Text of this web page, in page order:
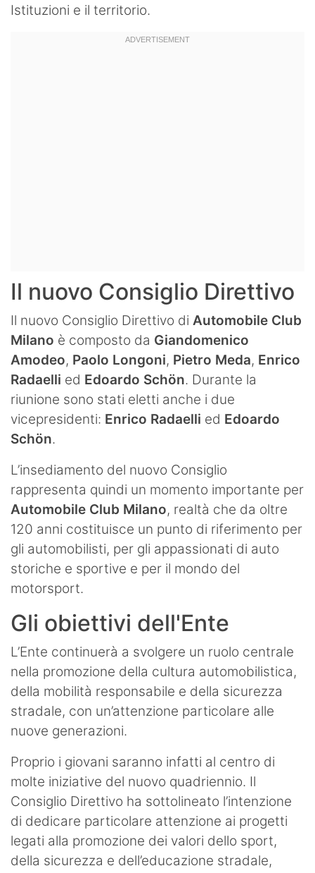
Istituzioni e il territorio.
Il nuovo Consiglio Direttivo
Il nuovo Consiglio Direttivo di Automobile Club
Milano è composto da Giandomenico
Amodeo, Paolo Longoni, Pietro Meda, Enrico
Radaelli ed Edoardo Schön. Durante la
riunione sono stati eletti anche i due
vicepresidenti: Enrico Radaelli ed Edoardo
Schön.
L’insediamento del nuovo Consiglio
rappresenta quindi un momento importante per
Automobile Club Milano, realtà che da oltre
120 anni costituisce un punto di riferimento per
gli automobilisti, per gli appassionati di auto
storiche e sportive e per il mondo del
motorsport.
Gli obiettivi dell'Ente
L’Ente continuerà a svolgere un ruolo centrale
nella promozione della cultura automobilistica,
della mobilità responsabile e della sicurezza
stradale, con un’attenzione particolare alle
nuove generazioni.
Proprio i giovani saranno infatti al centro di
molte iniziative del nuovo quadriennio. Il
Consiglio Direttivo ha sottolineato l’intenzione
di dedicare particolare attenzione ai progetti
legati alla promozione dei valori dello sport,
della sicurezza e dell’educazione stradale,